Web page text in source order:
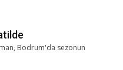
Bodrum'da sezonun